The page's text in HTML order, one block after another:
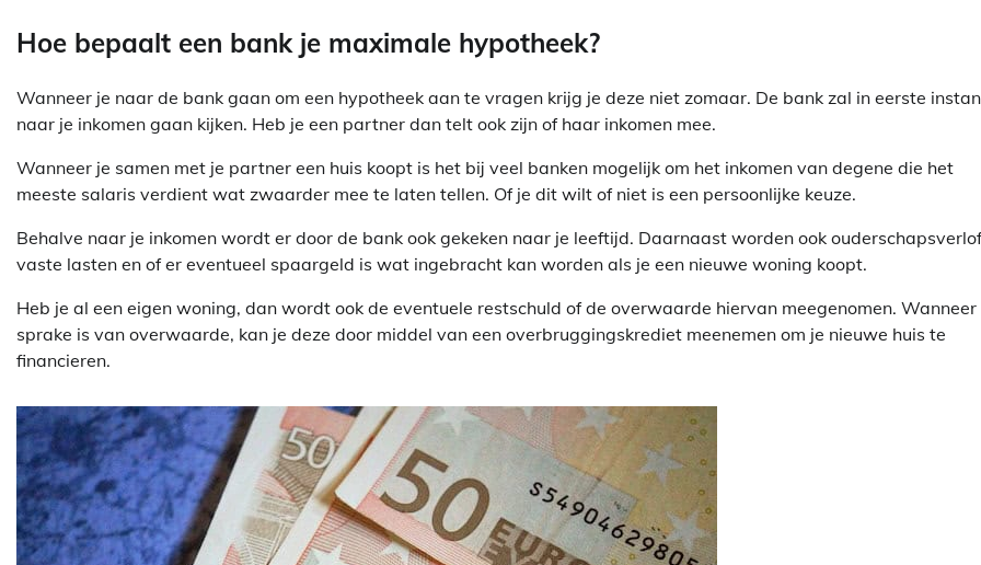
Hoe bepaalt een bank je maximale hypotheek?
Wanneer je naar de bank gaan om een hypotheek aan te vragen krijg je deze niet zomaar. De bank zal in eerste
naar je inkomen gaan kijken. Heb je een partner dan telt ook zijn of haar inkomen mee.
Wanneer je samen met je partner een huis koopt is het bij veel banken mogelijk om het inkomen van degene die het
meeste salaris verdient wat zwaarder mee te laten tellen. Of je dit wilt of niet is een persoonlijke keuze.
Behalve naar je inkomen wordt er door de bank ook gekeken naar je leeftijd. Daarnaast worden ook
vaste lasten en of er eventueel spaargeld is wat ingebracht kan worden als je een nieuwe woning koopt.
Heb je al een eigen woning, dan wordt ook de eventuele restschuld of de overwaarde hiervan meegenomen. Wanneer
sprake is van overwaarde, kan je deze door middel van een overbruggingskrediet meenemen om je nieuwe huis te
financieren.